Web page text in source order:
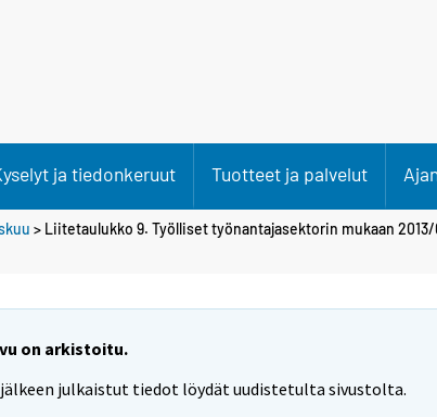
ja tiedonkeruut Tuotteet ja palvelut
> Liitetaulukko 9. Työlliset työnantajasektorin mukaan 2013/
on arkistoitu.
jälkeen julkaistut tiedot löydät uudistetulta sivustolta.